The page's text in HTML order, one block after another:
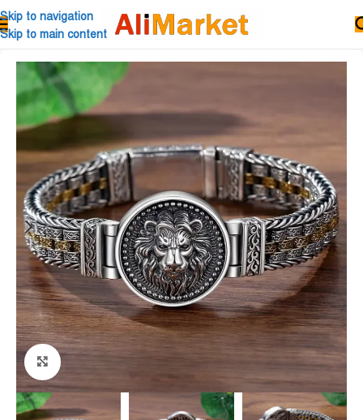
Skip to navigation
Skip to main content
Click to enlarge